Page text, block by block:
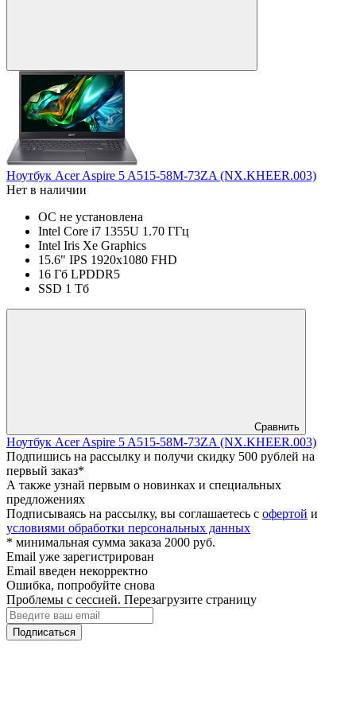
Ноутбук Acer Aspire 5 A515-58M-73ZA (NX.KHEER.003)
Нет в наличии
ОС не установлена
Intel Core i7 1355U 1.70 ГГц
Intel Iris Xe Graphics
15.6" IPS 1920x1080 FHD
16 Гб LPDDR5
SSD 1 Тб
Сравнить
Ноутбук Acer Aspire 5 A515-58M-73ZA (NX.KHEER.003)
Подпишись на рассылку и получи скидку 500 рублей на
первый заказ*
А также узнай первым о новинках и специальных
предложениях
Подписываясь на рассылку, вы соглашаетесь с офертой и
условиями обработки персональных данных
* минимальная сумма заказа 2000 руб.
Email уже зарегистрирован
Email введен некорректно
Ошибка, попробуйте снова
Проблемы с сессией. Перезагрузите страницу
Подписаться